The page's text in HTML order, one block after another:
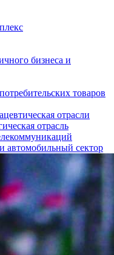
бизнеса и
товаров
отрасли
отрасль
автомобильный сектор